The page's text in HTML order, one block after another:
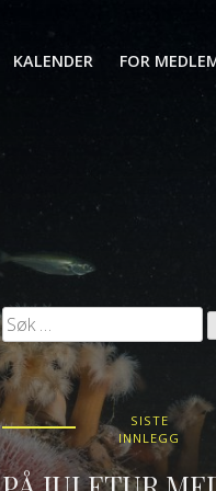
KALENDER FOR
Søk
etter:
SISTE
INNLEGG